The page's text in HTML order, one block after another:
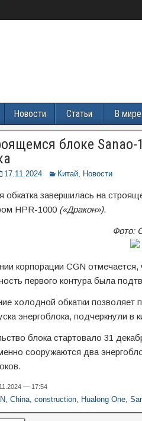
Новости Статьи В мире
блоке
17.11.2024 Китай, Новости
обкатка завершилась на
HPR-1000 («Дракон»).
Фото:
корпорации CGN
первого контура была
холодной обкатки позволяет
энергоблока, подчеркнули в
блока стартовало 31
сооружаются два
— 17:54
, China, construction, Hualong One,